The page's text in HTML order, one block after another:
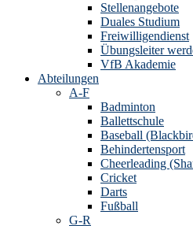
Stellenangebote
Duales Studium
Freiwilligendienst
Übungsleiter
VfB Akademie
Abteilungen
A-F
Badminton
Ballettschule
Baseball
Behindertensport
Cheerleading
Cricket
Darts
Fußball
G-R